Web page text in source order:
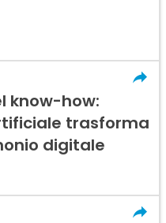
know-how:
trasforma
digitale